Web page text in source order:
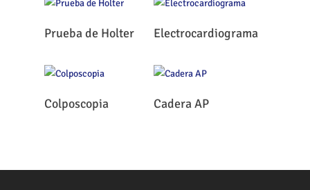
Leer Más
Prueba de Holter Leer Más
Electrocardiograma
Leer Más
Colposcopia Leer Más
Cadera AP